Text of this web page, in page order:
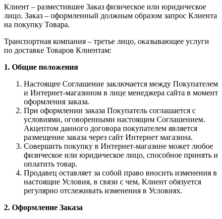
Клиент – разместившее Заказ физическое или юридическое
лицо. Заказ – оформленный должным образом запрос Клиента
на покупку Товара.
Транспортная компания – третье лицо, оказывающее услуги
по доставке Товаров Клиентам:
1. Общие положения
Настоящее Соглашение заключается между Покупателем
и Интернет-магазином в лице менеджера сайта в момент
оформления заказа.
При оформлении заказа Покупатель соглашается с
условиями, оговоренными настоящим Соглашением.
Акцептом данного договора покупателем является
размещение заказа через сайт Интернет магазина.
Совершить покупку в Интернет-магазине может любое
физическое или юридическое лицо, способное принять и
оплатить товар.
Продавец оставляет за собой право вносить изменения в
настоящие Условия, в связи с чем, Клиент обязуется
регулярно отслеживать изменения в Условиях.
2. Оформление Заказа